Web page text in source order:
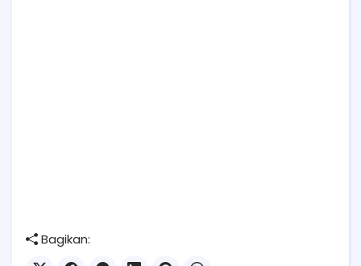
Bagikan: